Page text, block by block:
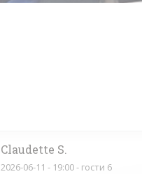
Claudette S
2026-06-11 - 19:00 - гости 6